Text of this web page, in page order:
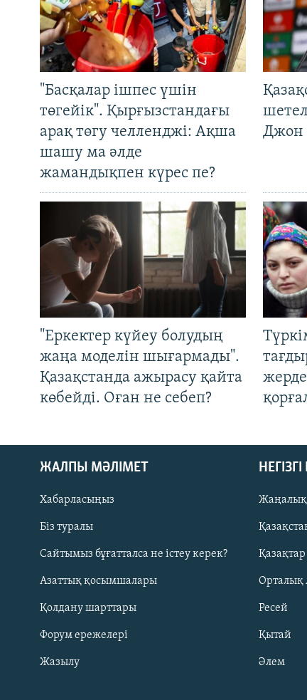
Русский
ЖАЗЫЛЫҢЫЗ
"Басқалар ішпес үшін
төгейік". Қырғызстандағы
арақ төгу челленджі: Ақша
шашу ма әлде
жамандықпен күрес пе?
Джон
"Еркектер күйеу болудың
жаңа моделін шығармады".
Қазақстанда ажырасу қайта
көбейді. Оған не себеп?
ЖАЛПЫ МӘЛІМЕТ
Хабарласыңыз
Біз туралы
Сайтымыз бұғатталса не істеу керек?
Азаттық қосымшалары
Қолдану шарттары
Форум ережелері
Жазылу
Орталық
Ресей
Қытай
Әлем